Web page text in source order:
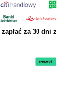
zapłać za 30 dni z